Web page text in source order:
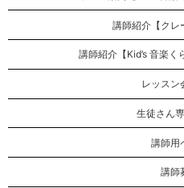
講師紹介【クレ
講師紹介【Kid’s 音楽く
レッスン
生徒さん
講師用
講師